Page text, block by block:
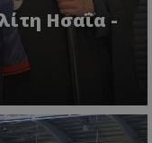
Ησαΐα -